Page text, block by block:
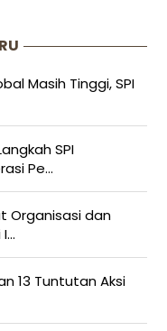
Masih Tinggi, SPI
SPI
Pe...
Organisasi dan
13 Tuntutan Aksi